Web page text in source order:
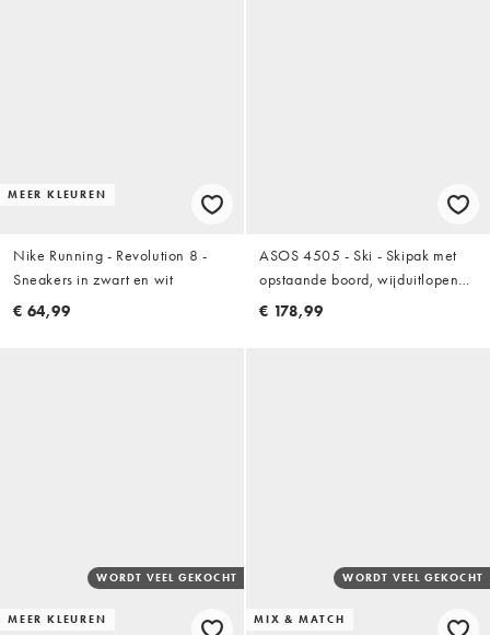
MEER KLEUREN
Nike Running - Revolution 8 -
Sneakers in zwart en wit
€ 64,99
ASOS 4505 - Ski - Skipak met
opstaande boord, wijduitlopende
pijpen en riem in zwart
€ 178,99
MEER KLEUREN
WORDT VEEL GEKOCHT
MIX & MATCH
WORDT VEEL GEKOCHT